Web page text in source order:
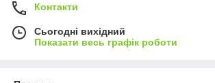
Контакти
Сьогодні вихідний
Показати весь графік роботи